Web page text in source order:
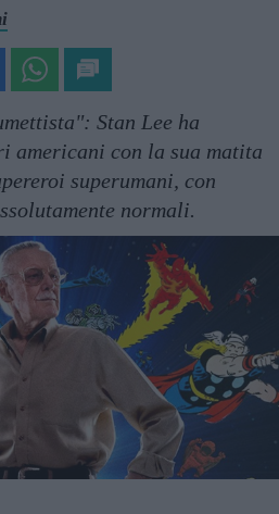
Stan Lee ha
americani con la sua matita
superumani, con
normali.